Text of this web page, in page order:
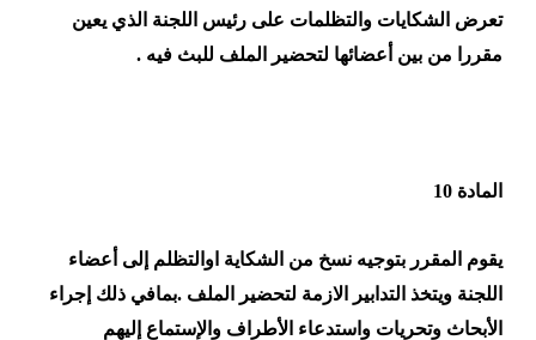
تعرض الشكايات والتظلمات على رئيس اللجنة الذي يعين
مقررا من بين أعضائها لتحضير الملف للبث فيه .
المادة 10
يقوم المقرر بتوجيه نسخ من الشكاية اوالتظلم إلى أعضاء
اللجنة ويتخذ التدابير الازمة لتحضير الملف .بمافي ذلك إجراء
الأبحاث وتحريات واستدعاء الأطراف والإستماع إليهم